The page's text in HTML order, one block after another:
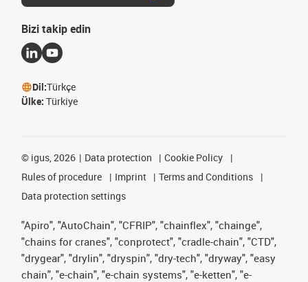
Bizi takip edin
Dil:Türkçe
Ülke: Türkiye
© igus, 2026 Data protection
Cookie Policy
Rules of procedure
Imprint
Terms and Conditions
Data protection settings
"Apiro", "AutoChain", "CFRIP", "chainflex", "chainge",
"chains for cranes", "conprotect", "cradle-chain", "CTD",
"drygear", "drylin", "dryspin", "dry-tech", "dryway", "easy
chain", "e-chain", "e-chain systems", "e-ketten", "e-